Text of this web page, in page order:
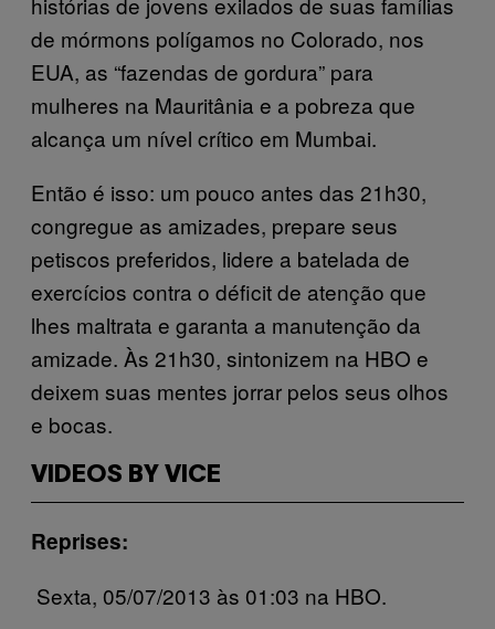
de mórmons polígamos no Colorado, nos
EUA, as “fazendas de gordura” para
mulheres na Mauritânia e a pobreza que
alcança um nível crítico em Mumbai.
Então é isso: um pouco antes das 21h30,
congregue as amizades, prepare seus
petiscos preferidos, lidere a batelada de
exercícios contra o déficit de atenção que
lhes maltrata e garanta a manutenção da
amizade. Às 21h30, sintonizem na HBO e
deixem suas mentes jorrar pelos seus olhos
e bocas.
VIDEOS BY VICE
Reprises:
Sexta, 05/07/2013 às 01:03 na HBO.